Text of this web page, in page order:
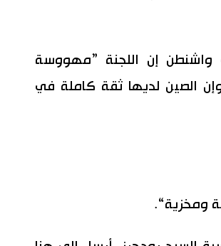
واشنطن إن اللجنة ”مهووسة
الصين لديها ثقة كاملة في
ومخزية“.